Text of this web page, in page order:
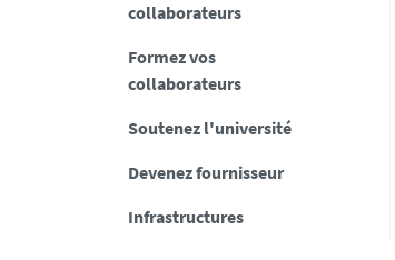
collaborateurs
Formez vos
collaborateurs
Soutenez l'université
Devenez fournisseur
Infrastructures